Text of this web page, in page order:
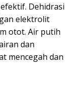
Dehidrasi
elektrolit
otot. Air putih
dan
mencegah dan